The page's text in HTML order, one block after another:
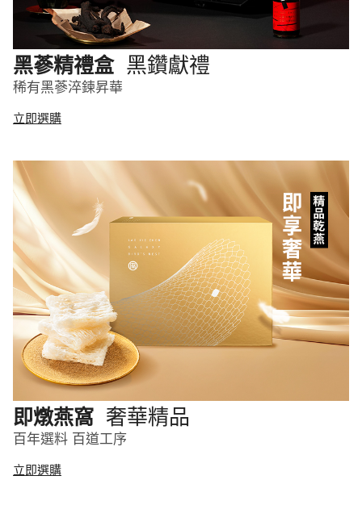
黑蔘精禮盒 黑鑽獻禮
稀有黑蔘淬鍊昇華
立即選購
即燉燕窩 奢華精品
百年選料 百道工序
立即選購